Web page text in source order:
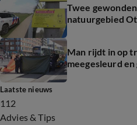
Twee
natuurgebied
Man rijdt in op
meegesleurd en
Laatste nieuws
112
Advies & Tips